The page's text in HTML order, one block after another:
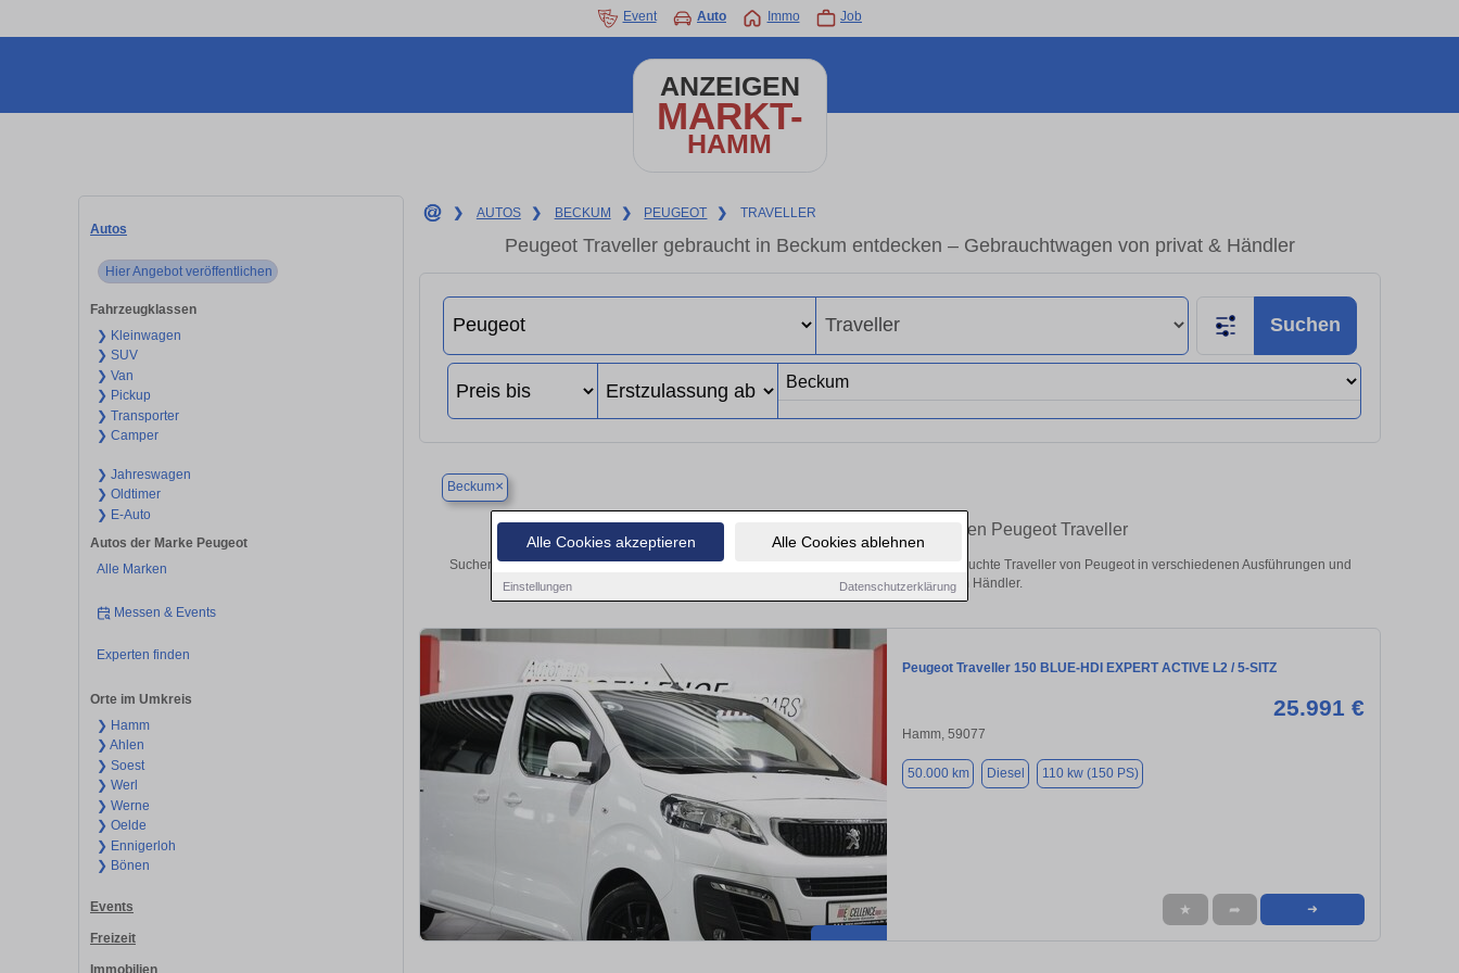
Alle Cookies akzeptieren Alle Cookies ablehnen
Einstellungen Datenschutzerklärung
Event Auto Immo Job
ANZEIGEN
MARKT-
HAMM
Autos
Hier Angebot veröffentlichen
Fahrzeugklassen
❯ Kleinwagen
❯ SUV
❯ Van
❯ Pickup
❯ Transporter
❯ Camper
❯ Jahreswagen
❯ Oldtimer
❯ E-Auto
Autos der Marke Peugeot
Alle Marken
Messen & Events
Experten finden
Orte im Umkreis
❯ Hamm
❯ Ahlen
❯ Soest
❯ Werl
❯ Werne
❯ Oelde
❯ Ennigerloh
❯ Bönen
Events
Freizeit
Immobilien
❯ AUTOS ❯ BECKUM ❯ PEUGEOT ❯ TRAVELLER
Peugeot Traveller gebraucht in Beckum entdecken – Gebrauchtwagen von privat & Händler
Suchen
Beckum×
Finden Sie in Beckum Ihren gebrauchten Peugeot Traveller
Suchen Sie in Beckum einen Peugeot Traveller Gebrauchtwagen? Entdecken Sie gebrauchte Traveller von Peugeot in verschiedenen Ausführungen und
Preisklassen von privat und vom Händler.
Peugeot Traveller 150 BLUE-HDI EXPERT ACTIVE L2 / 5-SITZ
25.991 €
Hamm, 59077
50.000 km Diesel 110 kw (150 PS)
★ ➦ ➜